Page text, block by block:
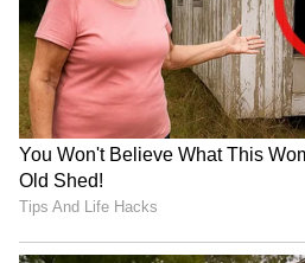
ಕರ್ಕಾಟಕ
ಈ ಸಮಯದಲ್ಲಿ ಕೇತು ಕರ್ಕಾಟಕ
ಮತ್ತು ಸೂರ್ಯನು ನಿಮ್ಮ ಹತ್ತನೇ
ಪರಿಣಾಮವಾಗಿ, ಈ ತಿಂಗಳು
ಮೂಲಗಳು ಸೃಷ್ಟಿಯಾಗುತ್ತಲೇ
ಆಧ್ಯಾತ್ಮಿಕತೆಯತ್ತ ಹೆಚ್ಚು ಒಲವು